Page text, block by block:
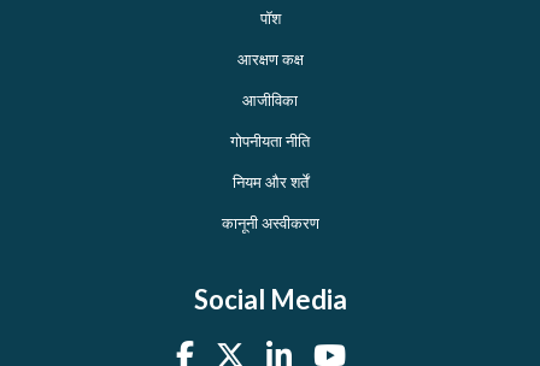
पॉश
आरक्षण कक्ष
आजीविका
गोपनीयता नीति
नियम और शर्तें
कानूनी अस्वीकरण
Social Media